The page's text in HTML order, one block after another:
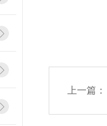
上一篇：